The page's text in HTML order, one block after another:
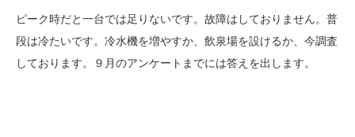
ピーク時だと一台では足りないです。故障はしておりません。普
段は冷たいです。冷水機を増やすか、飲泉場を設けるか、今調査
しております。９月のアンケートまでには答えを出します。